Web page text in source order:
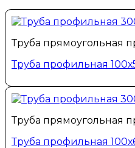
Труба прямоугольная
Труба профильная
Труба прямоугольная
Труба профильная